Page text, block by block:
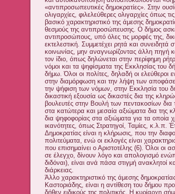
«αντιπροσωπευτικές δημοκρατίες». Στην
ολιγαρχίες, φιλελεύθερες ολιγαρχίες όπως
βασικό χαρακτηριστικό της άμεσης
θεσμούς της αντιπροσώπευσης. Ο δήμος
αντιπροσώπους, υπό όλες τις μορφές της,
εκτελεστική. Συμμετέχει ρητά και συνειδητά
κοινωνίας, μην αναγνωρίζοντας άλλη πηγή
τον ίδιο, όπως δηλώνεται στην περίφημη
νόμοι και τα ψηφίσματα της Εκκλησίας του
δήμω. Όλοι οι πολίτες, δηλαδή οι ελεύθεροι
στην διαμόρφωση και την λήψη των
την ψήφιση των νόμων, στην Εκκλησία του
δικαστική εξουσία ως δικαστές δια της
βουλευτές στην Βουλή των πεντακοσίων
στα κατώτερα και μεσαία αξιώματα δια
δια ψηφοφορίας στα αξιώματα για τα οποία
ικανότητες, όπως Στρατηγοί, Ταμίες, κ.λ.π.
Δημοκρατίας είναι η κλήρωσις, που την
πολιτεύματα, ενώ οι εκλογές είναι
που επισημαίνει ο Αριστοτέλης (6). Όλοι οι
σε έλεγχο, δίνουν λόγο και απολογισμό
διδόναι), είναι ανά πάσα στιγμή ανακλητοί
διάρκειας.
Άλλο χαρακτηριστικό της άμεσης
Καστοριάδης, είναι η αντίθεση του δήμου
δήθεν ειδικούς της πολιτικής. Η κυρίαρχη